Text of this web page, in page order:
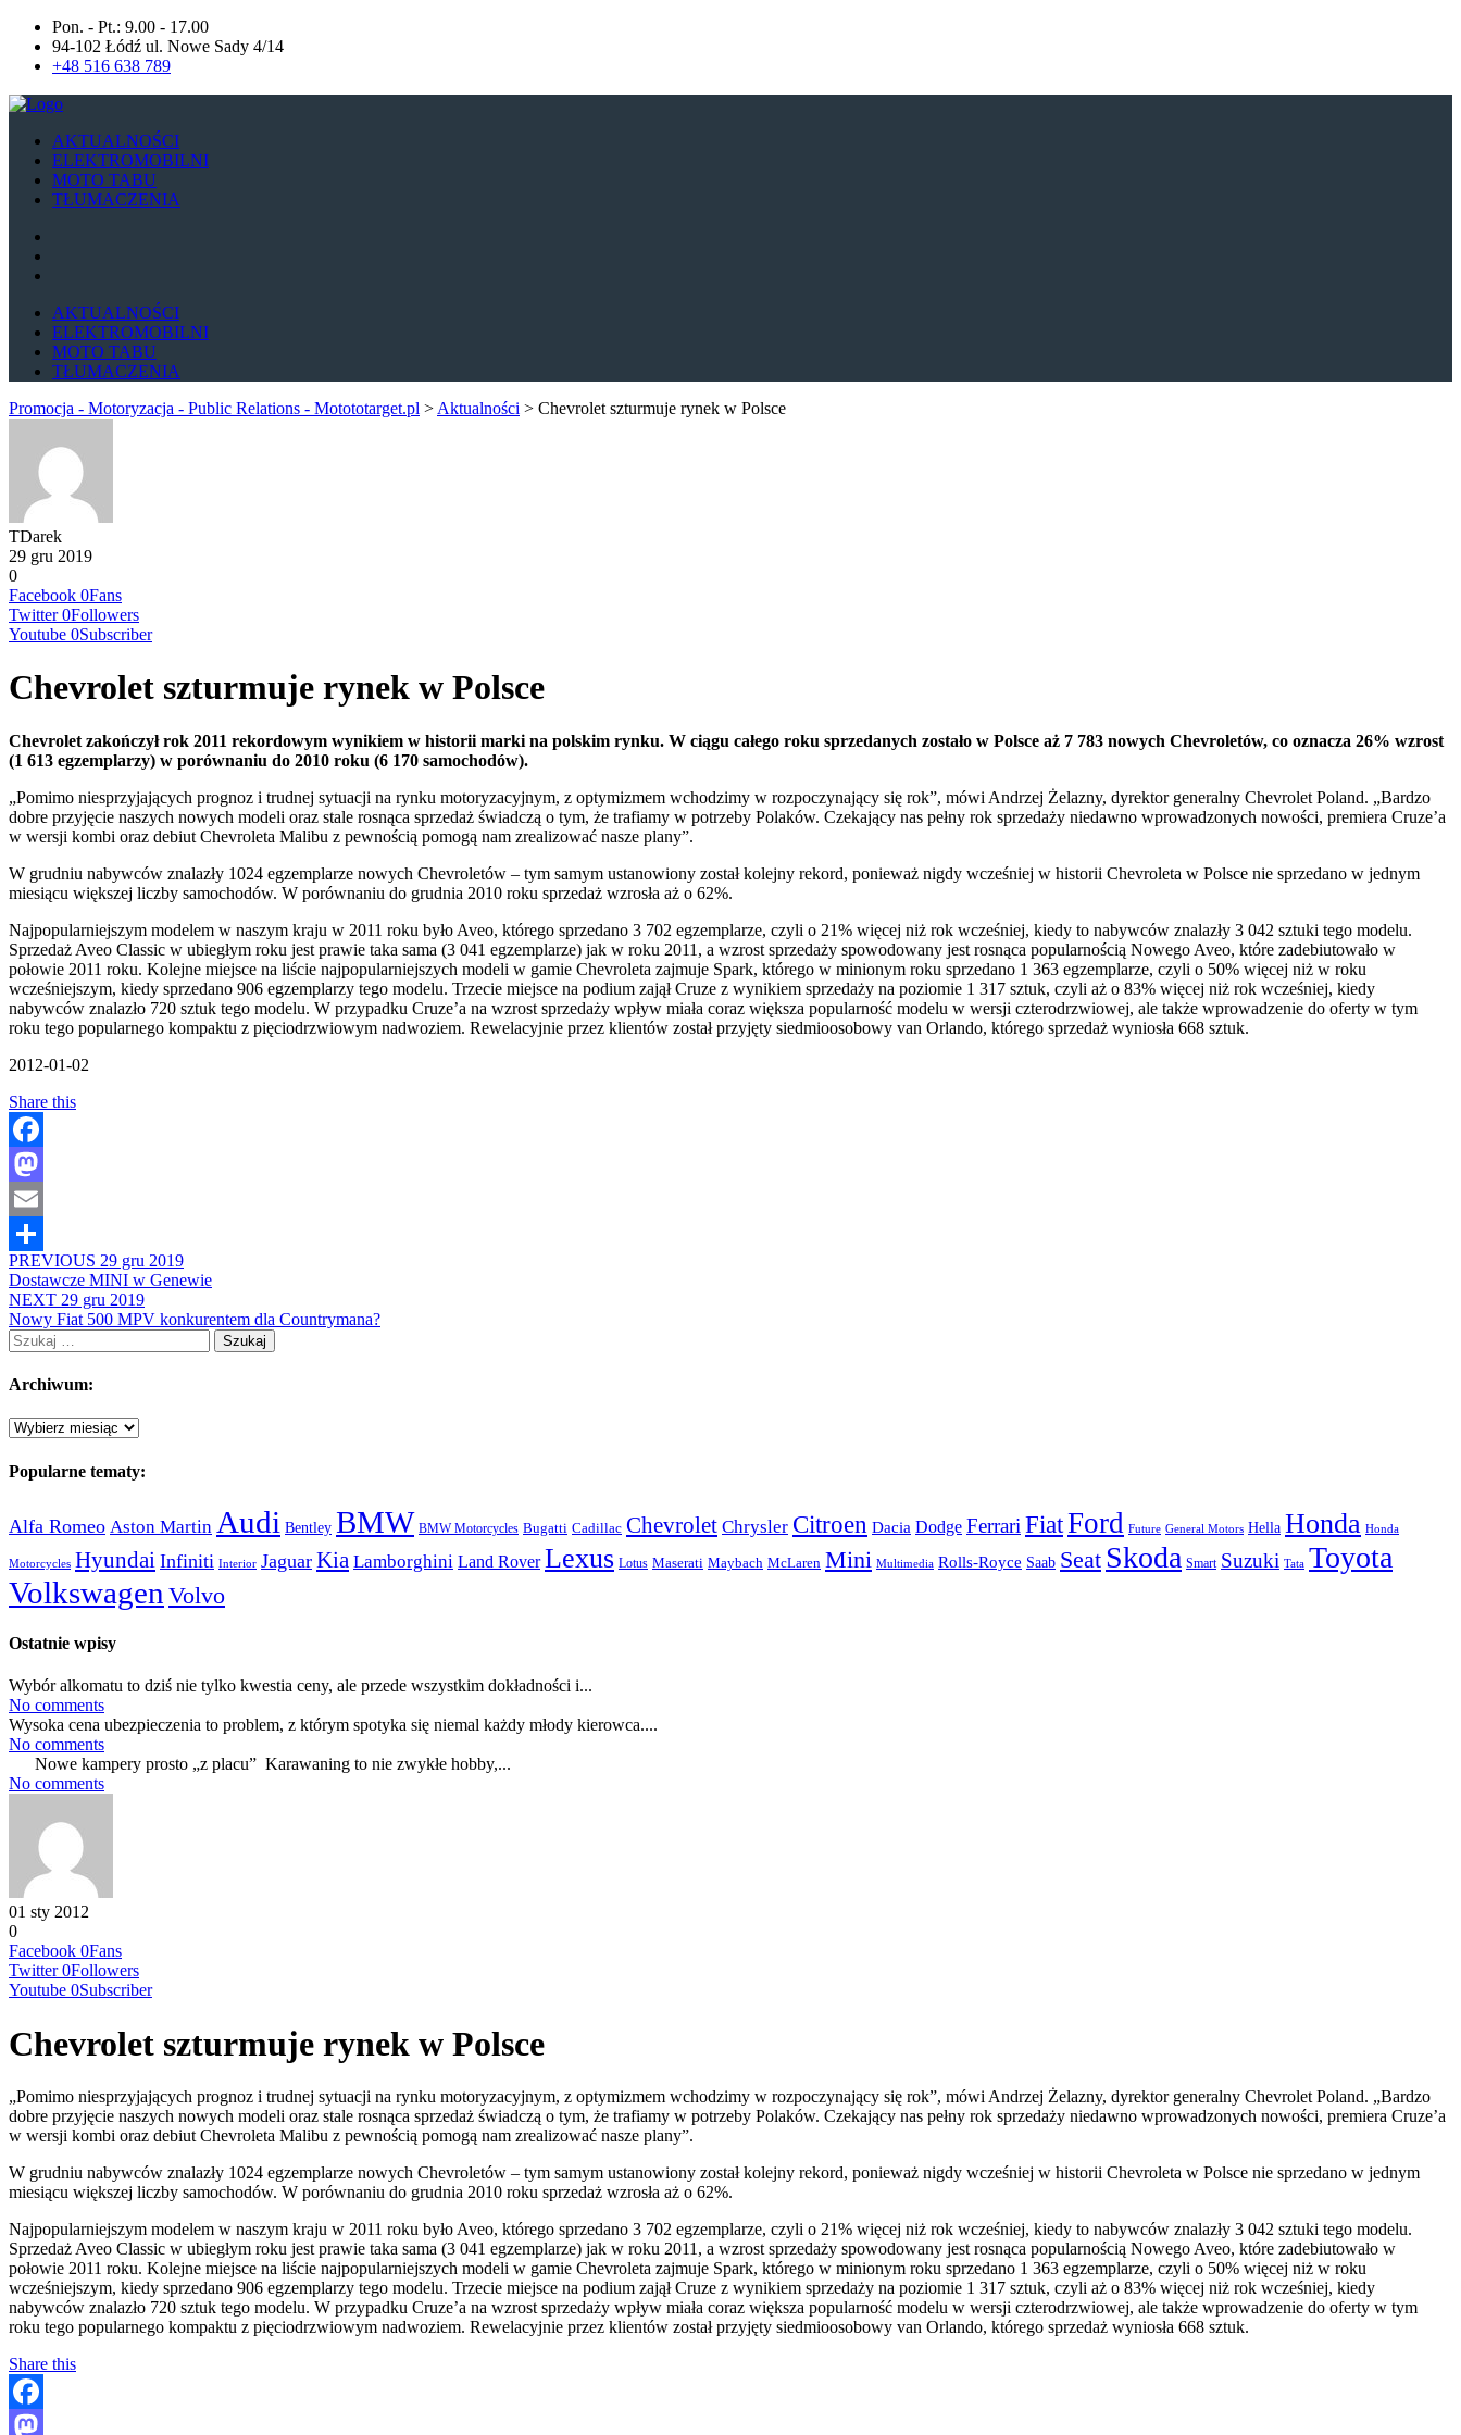
Pon. - Pt.: 9.00 - 17.00
94-102 Łódź ul. Nowe Sady 4/14
+48 516 638 789
AKTUALNOŚCI
ELEKTROMOBILNI
MOTO TABU
TŁUMACZENIA
AKTUALNOŚCI
ELEKTROMOBILNI
MOTO TABU
TŁUMACZENIA
Promocja - Motoryzacja - Public Relations - Motototarget.pl > Aktualności > Chevrolet szturmuje rynek w Polsce
TDarek
29 gru 2019
0
Facebook 0Fans
Twitter 0Followers
Youtube 0Subscriber
Chevrolet szturmuje rynek w Polsce
Chevrolet zakończył rok 2011 rekordowym wynikiem w historii marki na polskim rynku. W ciągu całego roku sprzedanych zostało w Polsce aż 7 783 nowych Chevroletów, co oznacza 26% wzrost
(1 613 egzemplarzy) w porównaniu do 2010 roku (6 170 samochodów).
„Pomimo niesprzyjających prognoz i trudnej sytuacji na rynku motoryzacyjnym, z optymizmem wchodzimy w rozpoczynający się rok”, mówi Andrzej Żelazny, dyrektor generalny Chevrolet Poland. „Bardzo
dobre przyjęcie naszych nowych modeli oraz stale rosnąca sprzedaż świadczą o tym, że trafiamy w potrzeby Polaków. Czekający nas pełny rok sprzedaży niedawno wprowadzonych nowości, premiera Cruze’a
w wersji kombi oraz debiut Chevroleta Malibu z pewnością pomogą nam zrealizować nasze plany”.
W grudniu nabywców znalazły 1024 egzemplarze nowych Chevroletów – tym samym ustanowiony został kolejny rekord, ponieważ nigdy wcześniej w historii Chevroleta w Polsce nie sprzedano w jednym
miesiącu większej liczby samochodów. W porównaniu do grudnia 2010 roku sprzedaż wzrosła aż o 62%.
Najpopularniejszym modelem w naszym kraju w 2011 roku było Aveo, którego sprzedano 3 702 egzemplarze, czyli o 21% więcej niż rok wcześniej, kiedy to nabywców znalazły 3 042 sztuki tego modelu.
Sprzedaż Aveo Classic w ubiegłym roku jest prawie taka sama (3 041 egzemplarze) jak w roku 2011, a wzrost sprzedaży spowodowany jest rosnąca popularnością Nowego Aveo, które zadebiutowało w
połowie 2011 roku. Kolejne miejsce na liście najpopularniejszych modeli w gamie Chevroleta zajmuje Spark, którego w minionym roku sprzedano 1 363 egzemplarze, czyli o 50% więcej niż w roku
wcześniejszym, kiedy sprzedano 906 egzemplarzy tego modelu. Trzecie miejsce na podium zajął Cruze z wynikiem sprzedaży na poziomie 1 317 sztuk, czyli aż o 83% więcej niż rok wcześniej, kiedy
nabywców znalazło 720 sztuk tego modelu. W przypadku Cruze’a na wzrost sprzedaży wpływ miała coraz większa popularność modelu w wersji czterodrzwiowej, ale także wprowadzenie do oferty w tym
roku tego popularnego kompaktu z pięciodrzwiowym nadwoziem. Rewelacyjnie przez klientów został przyjęty siedmioosobowy van Orlando, którego sprzedaż wyniosła 668 sztuk.
2012-01-02
Share this
Facebook
Mastodon
Email
Share
PREVIOUS 29 gru 2019
Dostawcze MINI w Genewie
NEXT 29 gru 2019
Nowy Fiat 500 MPV konkurentem dla Countrymana?
Szukaj:
Archiwum:
Archiwum:
Popularne tematy:
Alfa Romeo Aston Martin Audi Bentley BMW BMW Motorcycles Bugatti Cadillac Chevrolet Chrysler Citroen Dacia Dodge Ferrari FiatFord Future General Motors Hella Honda Honda
Motorcycles Hyundai Infiniti Interior Jaguar Kia Lamborghini Land Rover Lexus Lotus Maserati Maybach McLaren Mini Multimedia Rolls-Royce Saab Seat Skoda Smart Suzuki Tata Toyota
Volkswagen Volvo
Ostatnie wpisy
Wybór alkomatu to dziś nie tylko kwestia ceny, ale przede wszystkim dokładności i...
No comments
Wysoka cena ubezpieczenia to problem, z którym spotyka się niemal każdy młody kierowca....
No comments
Nowe kampery prosto „z placu” Karawaning to nie zwykłe hobby,...
No comments
01 sty 2012
0
Facebook 0Fans
Twitter 0Followers
Youtube 0Subscriber
Chevrolet szturmuje rynek w Polsce
„Pomimo niesprzyjających prognoz i trudnej sytuacji na rynku motoryzacyjnym, z optymizmem wchodzimy w rozpoczynający się rok”, mówi Andrzej Żelazny, dyrektor generalny Chevrolet Poland. „Bardzo
dobre przyjęcie naszych nowych modeli oraz stale rosnąca sprzedaż świadczą o tym, że trafiamy w potrzeby Polaków. Czekający nas pełny rok sprzedaży niedawno wprowadzonych nowości, premiera Cruze’a
w wersji kombi oraz debiut Chevroleta Malibu z pewnością pomogą nam zrealizować nasze plany”.
W grudniu nabywców znalazły 1024 egzemplarze nowych Chevroletów – tym samym ustanowiony został kolejny rekord, ponieważ nigdy wcześniej w historii Chevroleta w Polsce nie sprzedano w jednym
miesiącu większej liczby samochodów. W porównaniu do grudnia 2010 roku sprzedaż wzrosła aż o 62%.
Najpopularniejszym modelem w naszym kraju w 2011 roku było Aveo, którego sprzedano 3 702 egzemplarze, czyli o 21% więcej niż rok wcześniej, kiedy to nabywców znalazły 3 042 sztuki tego modelu.
Sprzedaż Aveo Classic w ubiegłym roku jest prawie taka sama (3 041 egzemplarze) jak w roku 2011, a wzrost sprzedaży spowodowany jest rosnąca popularnością Nowego Aveo, które zadebiutowało w
połowie 2011 roku. Kolejne miejsce na liście najpopularniejszych modeli w gamie Chevroleta zajmuje Spark, którego w minionym roku sprzedano 1 363 egzemplarze, czyli o 50% więcej niż w roku
wcześniejszym, kiedy sprzedano 906 egzemplarzy tego modelu. Trzecie miejsce na podium zajął Cruze z wynikiem sprzedaży na poziomie 1 317 sztuk, czyli aż o 83% więcej niż rok wcześniej, kiedy
nabywców znalazło 720 sztuk tego modelu. W przypadku Cruze’a na wzrost sprzedaży wpływ miała coraz większa popularność modelu w wersji czterodrzwiowej, ale także wprowadzenie do oferty w tym
roku tego popularnego kompaktu z pięciodrzwiowym nadwoziem. Rewelacyjnie przez klientów został przyjęty siedmioosobowy van Orlando, którego sprzedaż wyniosła 668 sztuk.
Share this
Facebook